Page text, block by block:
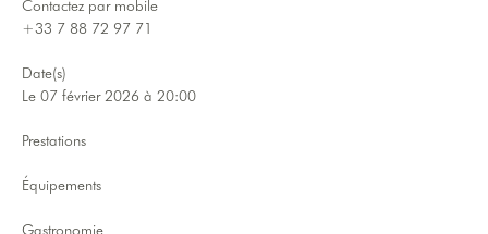
Contactez par mobile
+33 7 88 72 97 71
Date(s)
Le 07 février 2026 à 20:00
Prestations
Équipements
Gastronomie